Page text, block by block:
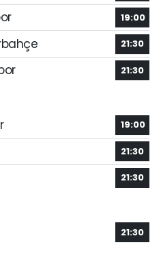
19:00
21:30
21:30
19:00
21:30
21:30
21:30